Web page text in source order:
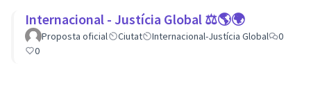
Internacional - Justícia Global ⚖️🌎🌍
Proposta oficial Ciutat Internacional-Justícia Global
0
0